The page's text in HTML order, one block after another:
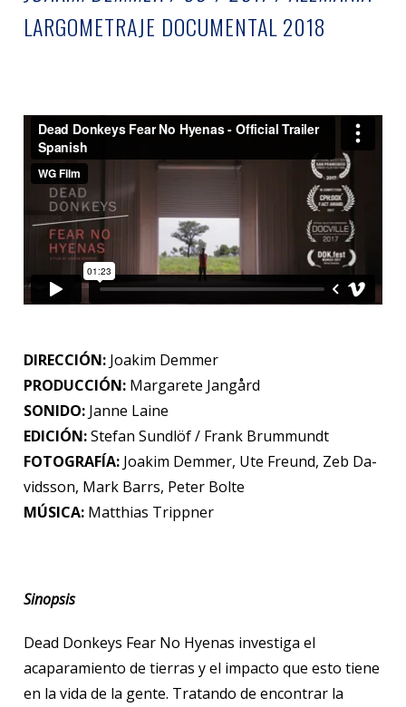
LARGOMETRAJE DOCUMENTAL 2018
DIRECCIÓN: Joakim Demmer
PRODUCCIÓN: Margarete Jangård
SONIDO: Janne Laine
EDICIÓN:Stefan Sundlöf / Frank Brummundt
FOTOGRAFÍA: Joakim Demmer, Ute Freund, Zeb Da-
vidsson, Mark Barrs, Peter Bolte
MÚSICA: Matthias Trippner
Sinopsis
Dead Donkeys Fear No Hyenas investiga el
acaparamiento de tierras y el impacto que esto tiene
en la vida de la gente. Tratando de encontrar la